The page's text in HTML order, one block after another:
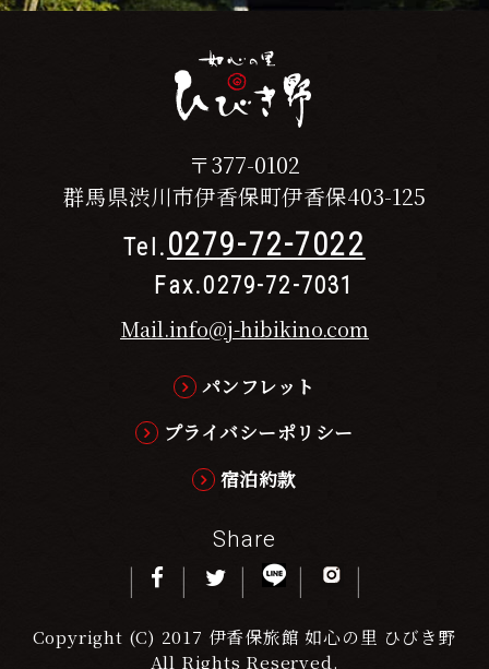
〒377-0102
群馬県渋川市伊香保町伊香保403-125
Tel. 0279-72-7022
Fax.0279-72-7031
Mail.info@j-hibikino.com
パンフレット
プライバシーポリシー
宿泊約款
Share
Copyright (C) 2017 伊香保旅館 如心の里 ひびき野
All Rights Reserved.